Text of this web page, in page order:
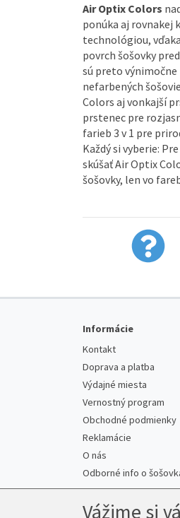
Air Optix Colors
ponúka aj rovnakej
technológiou,
povrch šošovky
sú preto výnimočne
nefarbených
Colors aj vonkajší
prstenec pre
farieb 3 v 1 pre
Každý si vyberie:
skúšať Air Optix
šošovky, len vo
Informácie
Kontakt
Doprava a platba
Výdajné miesta
Vernostný program
Obchodné podmienky
Reklamácie
O nás
Odborné info o
Vážime si